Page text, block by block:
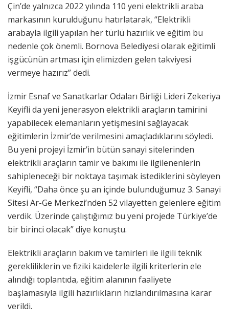
Çin’de yalnızca 2022 yılında 110 yeni elektrikli araba
markasının kurulduğunu hatırlatarak, “Elektrikli
arabayla ilgili yapılan her türlü hazırlık ve eğitim bu
nedenle çok önemli. Bornova Belediyesi olarak eğitimli
işgücünün artması için elimizden gelen takviyesi
vermeye hazırız” dedi.
İzmir Esnaf ve Sanatkarlar Odaları Birliği Lideri Zekeriya
Keyifli da yeni jenerasyon elektrikli araçların tamirini
yapabilecek elemanların yetişmesini sağlayacak
eğitimlerin İzmir’de verilmesini amaçladıklarını söyledi.
Bu yeni projeyi İzmir’in bütün sanayi sitelerinden
elektrikli araçların tamir ve bakımı ile ilgilenenlerin
sahipleneceği bir noktaya taşımak istediklerini söyleyen
Keyifli, “Daha önce şu an içinde bulunduğumuz 3. Sanayi
Sitesi Ar-Ge Merkezi’nden 52 vilayetten gelenlere eğitim
verdik. Üzerinde çalıştığımız bu yeni projede Türkiye’de
bir birinci olacak” diye konuştu.
Elektrikli araçların bakım ve tamirleri ile ilgili teknik
gerekliliklerin ve fiziki kaidelerle ilgili kriterlerin ele
alındığı toplantıda, eğitim alanının faaliyete
başlamasıyla ilgili hazırlıkların hızlandırılmasına karar
verildi.